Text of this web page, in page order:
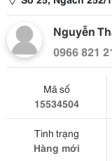
Nguyễn
0966 821
Mã số
15534504
Tình trạng
Hàng mới